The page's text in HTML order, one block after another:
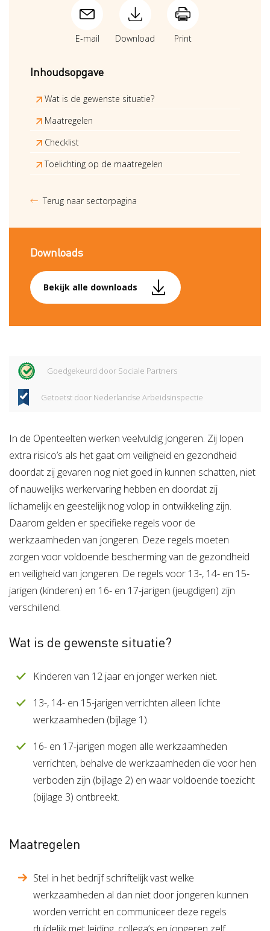
E-mail Download Print
Inhoudsopgave
Wat is de gewenste situatie?
Maatregelen
Checklist
Toelichting op de maatregelen
Terug naar sectorpagina
Downloads
Bekijk alle downloads
Goedgekeurd door Sociale Partners
Getoetst door Nederlandse Arbeidsinspectie
In de Openteelten werken veelvuldig jongeren. Zij lopen
extra risico’s als het gaat om veiligheid en gezondheid
doordat zij gevaren nog niet goed in kunnen schatten, niet
of nauwelijks werkervaring hebben en doordat zij
lichamelijk en geestelijk nog volop in ontwikkeling zijn.
Daarom gelden er specifieke regels voor de
werkzaamheden van jongeren. Deze regels moeten
zorgen voor voldoende bescherming van de gezondheid
en veiligheid van jongeren. De regels voor 13-, 14- en 15-
jarigen (kinderen) en 16- en 17-jarigen (jeugdigen) zijn
verschillend.
Wat is de gewenste situatie?
Kinderen van 12 jaar en jonger werken niet.
13-, 14- en 15-jarigen verrichten alleen lichte
werkzaamheden (bijlage 1).
16- en 17-jarigen mogen alle werkzaamheden
verrichten, behalve de werkzaamheden die voor hen
verboden zijn (bijlage 2) en waar voldoende toezicht
(bijlage 3) ontbreekt.
Maatregelen
Stel in het bedrijf schriftelijk vast welke
werkzaamheden al dan niet door jongeren kunnen
worden verricht en communiceer deze regels